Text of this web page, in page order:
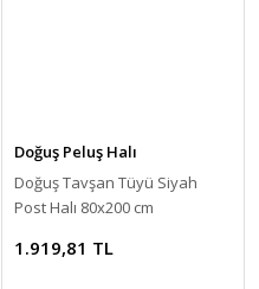
Doğuş Peluş Halı
Doğuş Tavşan Tüyü Siyah
Post Halı 80x200 cm
1.919,81 TL